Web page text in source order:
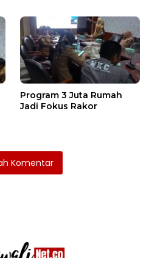
Program 3 Juta Rumah
Jadi Fokus Rakor
Komentar